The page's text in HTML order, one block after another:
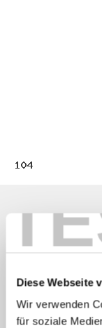
Diese Webseite
Wir verwenden
für soziale
Anmelden